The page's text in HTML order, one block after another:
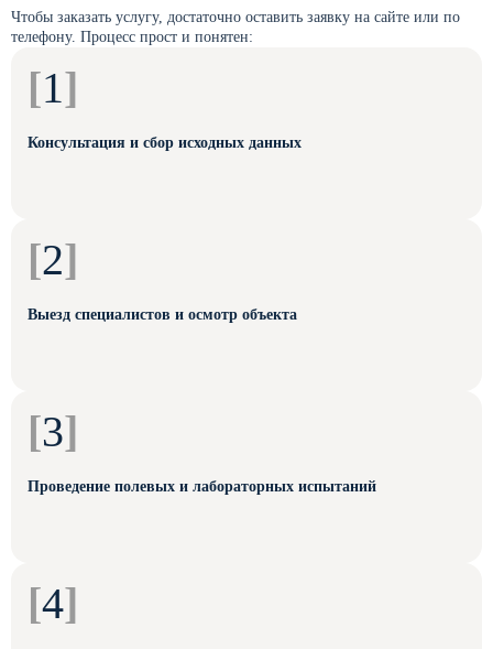
Чтобы заказать услугу, достаточно оставить заявку на сайте или по
телефону. Процесс прост и понятен:
[1]
Консультация и сбор исходных данных
[2]
Выезд специалистов и осмотр объекта
[3]
Проведение полевых и лабораторных испытаний
[4]